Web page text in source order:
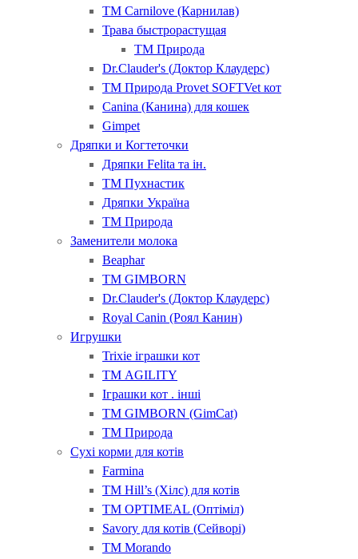
ТМ Carnilove (Карнилав)
Трава быстрорастущая
ТМ Природа
Dr.Clauder's (Доктор Клаудерс)
ТМ Природа Provet SOFTVet кот
Canina (Канина) для кошек
Gimpet
Дряпки и Когтеточки
Дряпки Felita та ін.
ТМ Пухнастик
Дряпки Україна
ТМ Природа
Заменители молока
Beaphar
ТМ GIMBORN
Dr.Clauder's (Доктор Клаудерс)
Royal Canin (Роял Канин)
Игрушки
Trixie іграшки кот
ТМ AGILITY
Іграшки кот . інші
ТМ GIMBORN (GimCat)
ТМ Природа
Сухі корми для котів
Farmina
ТМ Hill’s (Хілс) для котів
ТМ OPTIMEAL (Оптіміл)
Savory для котів (Сейворі)
ТМ Morando